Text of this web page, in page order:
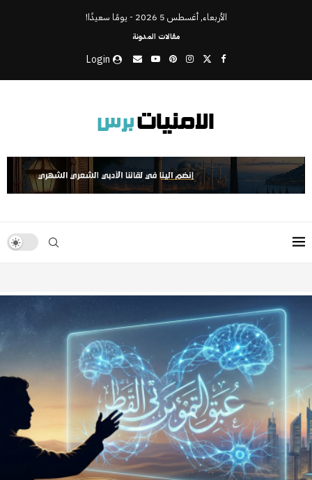
الأربعاء, أغسطس 5 2026 - يومًا سعيدًا!
مقالات المدونة
Login